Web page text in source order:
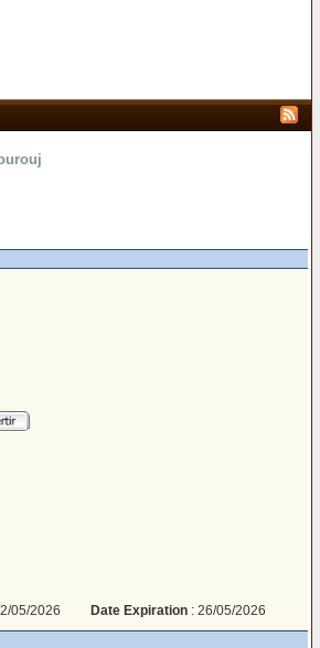
05/2026 Date Expiration: 26/05/2026